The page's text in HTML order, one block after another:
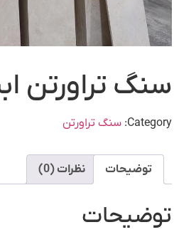
سنگ تراورتن
Category: سنگ تراورتن
توضیحات نظرات (0)
توضیحات